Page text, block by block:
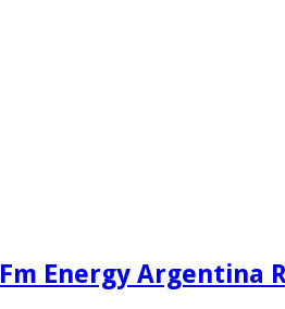
Fm Energy Argentina